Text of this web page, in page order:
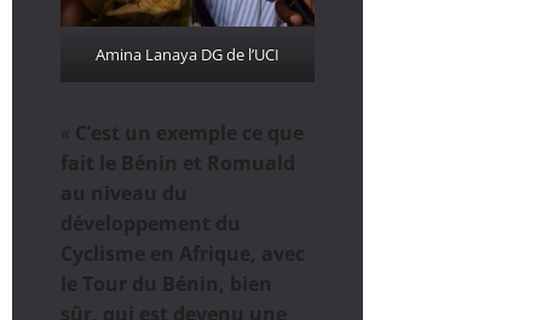
Amina Lanaya DG de l’UCI
« C’est un exemple ce que
fait le Bénin et Romuald
au niveau du
développement du
Cyclisme en Afrique, avec
le Tour du Bénin, bien
sûr, qui est devenu une